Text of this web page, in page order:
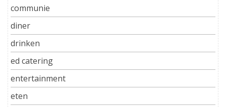
communie
diner
drinken
ed catering
entertainment
eten